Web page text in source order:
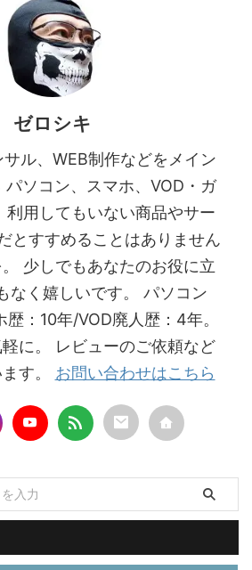
ゼロシキ
ル、WEB制作などをメイン
パソコン、スマホ、VOD・ガ
利用してもいない商品やサー
とすすめることはありません
少しでもあなたのお役に立
なく嬉しいです。 パソコン
：10年/VOD廃人歴：4年。
に。 レビューのご依頼など
す。 お問い合わせはこちら